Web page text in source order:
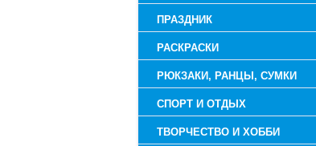
ПРАЗДНИК
РАСКРАСКИ
РЮКЗАКИ, РАНЦЫ, СУМКИ
СПОРТ И ОТДЫХ
ТВОРЧЕСТВО И ХОББИ